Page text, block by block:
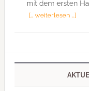
mit dem ersten
[… weiterlesen …]